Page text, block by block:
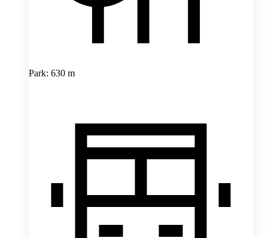
Park: 630 m